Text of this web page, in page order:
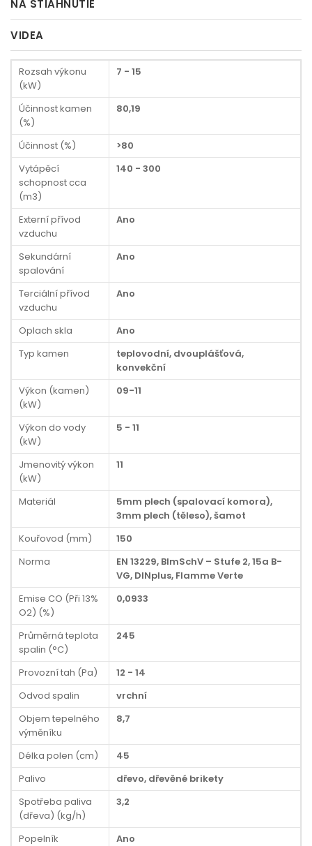
NA STIAHNUTIE
VIDEA
Rozsah výkonu
(kW)
7 - 15
Účinnost kamen
(%)
80,19
Účinnost (%)
>80
Vytápěcí
schopnost cca
(m3)
140 - 300
Externí přívod
vzduchu
Ano
Sekundární
spalování
Ano
Terciální přívod
vzduchu
Ano
Oplach skla
Ano
Typ kamen
teplovodní, dvouplášťová,
konvekční
Výkon (kamen)
(kW)
09-11
Výkon do vody
(kW)
5 - 11
Jmenovitý výkon
(kW)
11
Materiál
5mm plech (spalovací komora),
3mm plech (těleso), šamot
Kouřovod (mm)
150
Norma
EN 13229, BImSchV – Stufe 2, 15a B-
VG, DINplus, Flamme Verte
Emise CO (Při 13%
O2) (%)
0,0933
Průměrná teplota
spalin (°C)
245
Provozní tah (Pa)
12 - 14
Odvod spalin
vrchní
Objem tepelného
výměníku
8,7
Délka polen (cm)
45
Palivo
dřevo, dřevěné brikety
Spotřeba paliva
(dřeva) (kg/h)
3,2
Popelník
Ano